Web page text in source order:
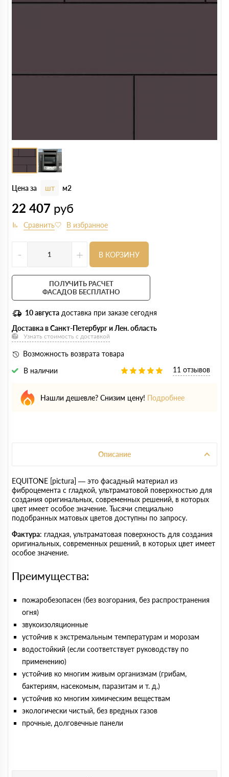
Цена за шт м2
22 407 руб
- + В КОРЗИНУ
ПОЛУЧИТЬ РАСЧЕТ
ФАСАДОВ БЕСПЛАТНО
10 августа доставка при заказе сегодня
Доставка в Санкт-Петербург и Лен. область
Узнать стоимость с доставкой
Возможность возврата товара
В наличии
11 отзывов
Нашли дешевле? Снизим цену! Подробнее
Описание
EQUITONE [pictura] — это фасадный материал из
фиброцемента с гладкой, ультраматовой поверхностью для
создания оригинальных, современных решений, в которых
цвет имеет особое значение. Тысячи специально
подобранных матовых цветов доступны по запросу.
Фактура: гладкая, ультраматовая поверхность для создания
оригинальных, современных решений, в которых цвет имеет
особое значение.
Преимущества:
пожаробезопасен (без возгорания, без распространения
огня)
звукоизоляционные
устойчив к экстремальным температурам и морозам
водостойкий (если соответствует руководству по
применению)
устойчив ко многим живым организмам (грибам,
бактериям, насекомым, паразитам и т. д.)
устойчив ко многим химическим веществам
экологически чистый, без вредных газов
прочные, долговечные панели